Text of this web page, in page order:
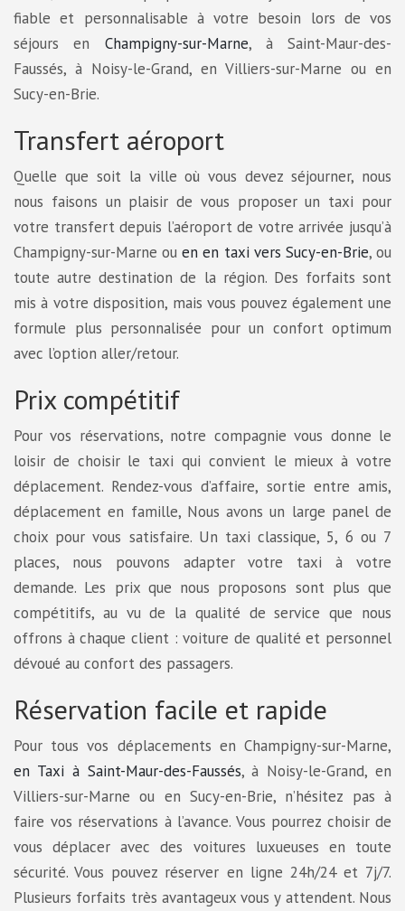
fiable et personnalisable à votre besoin lors de vos
séjours en Champigny-sur-Marne, à Saint-Maur-des-
Faussés, à Noisy-le-Grand, en Villiers-sur-Marne ou en
Sucy-en-Brie.
Transfert aéroport
Quelle que soit la ville où vous devez séjourner, nous
nous faisons un plaisir de vous proposer un taxi pour
votre transfert depuis l’aéroport de votre arrivée jusqu’à
Champigny-sur-Marne ouen en taxi vers Sucy-en-Brie, ou
toute autre destination de la région. Des forfaits sont
mis à votre disposition, mais vous pouvez également une
formule plus personnalisée pour un confort optimum
avec l’option aller/retour.
Prix compétitif
Pour vos réservations, notre compagnie vous donne le
loisir de choisir le taxi qui convient le mieux à votre
déplacement. Rendez-vous d’affaire, sortie entre amis,
déplacement en famille, Nous avons un large panel de
choix pour vous satisfaire. Un taxi classique, 5, 6 ou 7
places, nous pouvons adapter votre taxi à votre
demande. Les prix que nous proposons sont plus que
compétitifs, au vu de la qualité de service que nous
offrons à chaque client : voiture de qualité et personnel
dévoué au confort des passagers.
Réservation facile et rapide
Pour tous vos déplacements en Champigny-sur-Marne,
en Taxi à Saint-Maur-des-Faussés, à Noisy-le-Grand, en
Villiers-sur-Marne ou en Sucy-en-Brie, n’hésitez pas à
faire vos réservations à l’avance. Vous pourrez choisir de
vous déplacer avec des voitures luxueuses en toute
sécurité. Vous pouvez réserver en ligne 24h/24 et 7j/7.
Plusieurs forfaits très avantageux vous y attendent. Nous